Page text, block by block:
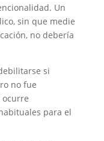
Un
sin que medie
no debería
si
no fue
para el